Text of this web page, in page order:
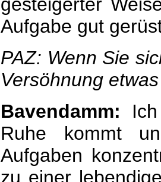
Aufgabe gut
PAZ: Wenn Sie
Versöhnung
Bavendamm:
Ruhe kommt
Aufgaben
zu einer